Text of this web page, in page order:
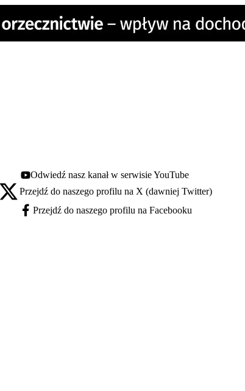
Youtube - otwiera się w nowej karcie
Odwiedź nasz kanał w serwisie YouTube
X - otwiera się w nowej karcie
Przejdź do naszego profilu na X (dawniej Twitter)
Facebook - otwiera się w nowej karcie
Przejdź do naszego profilu na Facebooku